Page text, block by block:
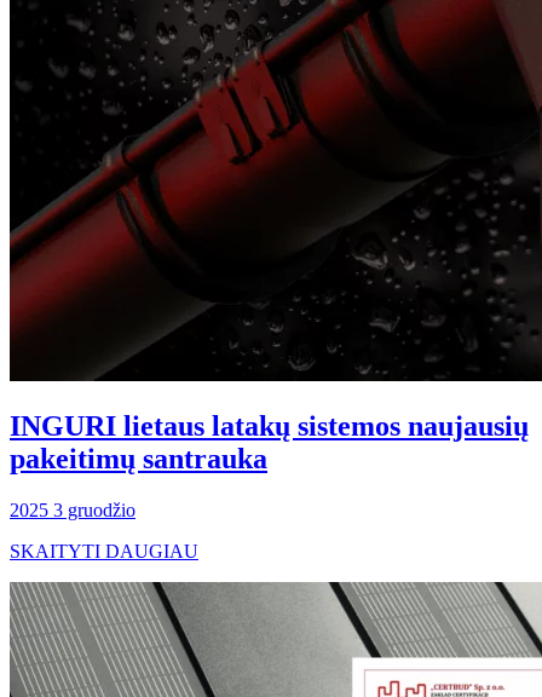
INGURI lietaus latakų sistemos naujausių
pakeitimų santrauka
2025 3 gruodžio
SKAITYTI DAUGIAU